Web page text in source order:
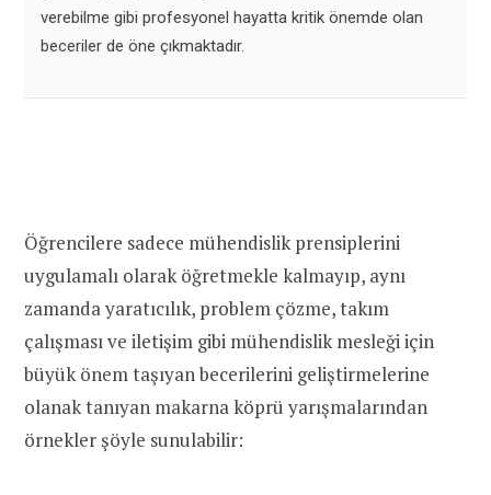
verebilme gibi profesyonel hayatta kritik önemde olan
beceriler de öne çıkmaktadır.
Öğrencilere sadece mühendislik prensiplerini
uygulamalı olarak öğretmekle kalmayıp, aynı
zamanda yaratıcılık, problem çözme, takım
çalışması ve iletişim gibi mühendislik mesleği için
büyük önem taşıyan becerilerini geliştirmelerine
olanak tanıyan makarna köprü yarışmalarından
örnekler şöyle sunulabilir: